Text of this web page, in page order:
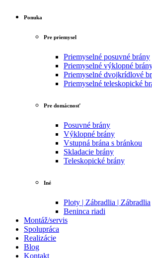
Ponuka
Pre priemysel
Priemyselné posuvné brány
Priemyselné výklopné
Priemyselné dvojkrídlové
Priemyselné teleskopické
Pre domácnosť
Posuvné brány
Výklopné brány
Vstupná brána s bránkou
Skladacie brány
Teleskopické brány
Iné
Ploty | Zábradlia | Zábradlia
Beninca riadi
Montáž/servis
Spolupráca
Realizácie
Blog
Kontakt